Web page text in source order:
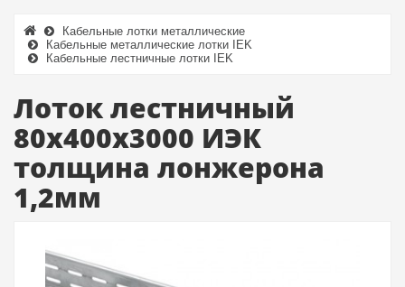
Кабельные лотки металлические
Кабельные металлические лотки IEK
Кабельные лестничные лотки IEK
Лоток лестничный
80х400х3000 ИЭК
толщина лонжерона
1,2мм